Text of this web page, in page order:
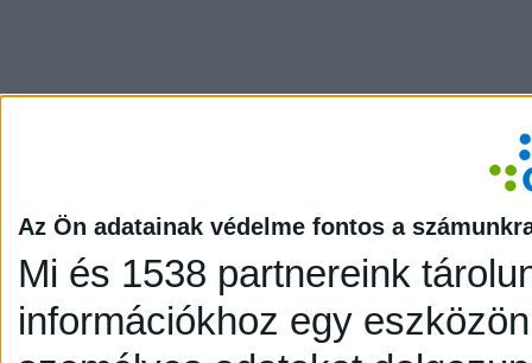
Az Ön adatainak védelme fontos a
Mi és 1538 partnereink
információkhoz egy